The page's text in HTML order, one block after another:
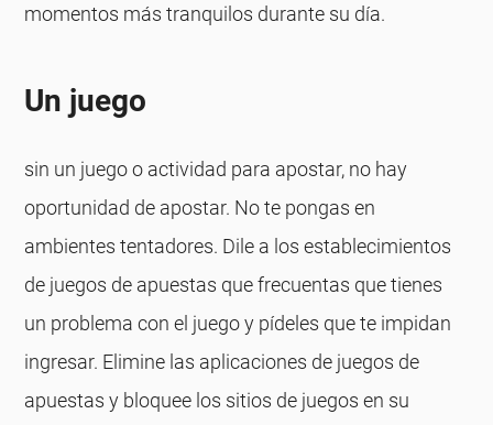
momentos más tranquilos durante su día.
Un juego
sin un juego o actividad para apostar, no hay
oportunidad de apostar. No te pongas en
ambientes tentadores. Dile a los establecimientos
de juegos de apuestas que frecuentas que tienes
un problema con el juego y pídeles que te impidan
ingresar. Elimine las aplicaciones de juegos de
apuestas y bloquee los sitios de juegos en su